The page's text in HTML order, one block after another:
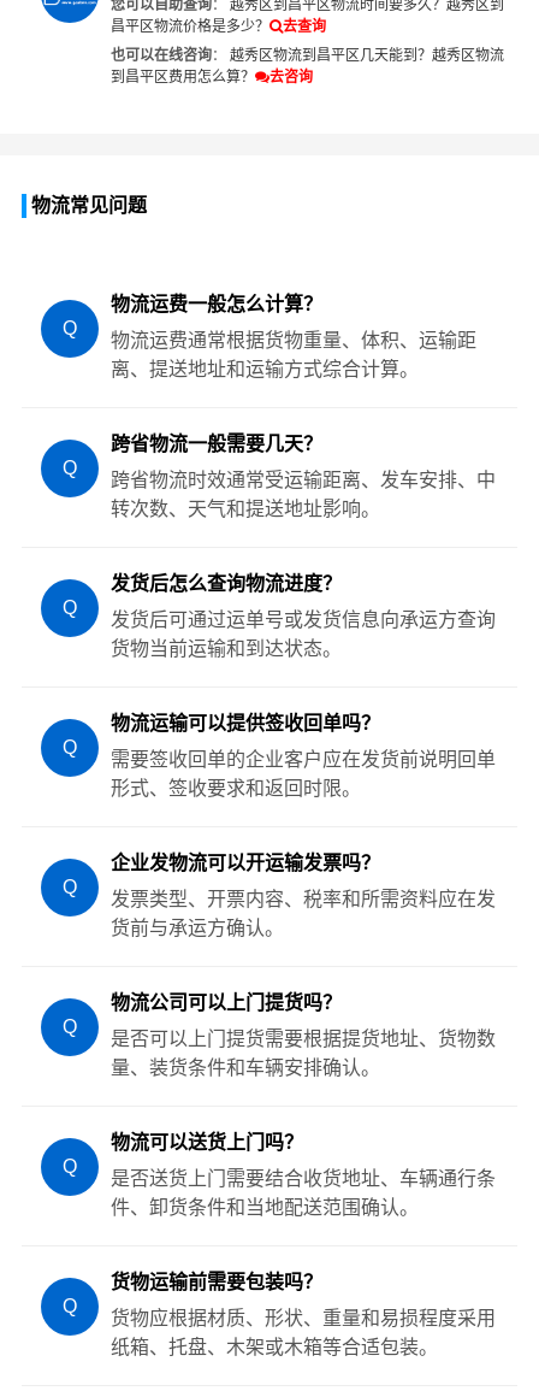
您可以自助查询： 越秀区到昌平区物流时间要多久？ 越秀区到
昌平区物流价格是多少？
去查询
也可以在线咨询： 越秀区物流到昌平区几天能到？ 越秀区物流
到昌平区费用怎么算？
去咨询
物流常见问题
Q
物流运费一般怎么计算？
物流运费通常根据货物重量、体积、运输距
离、提送地址和运输方式综合计算。
Q
跨省物流一般需要几天？
跨省物流时效通常受运输距离、发车安排、中
转次数、天气和提送地址影响。
Q
发货后怎么查询物流进度？
发货后可通过运单号或发货信息向承运方查询
货物当前运输和到达状态。
Q
物流运输可以提供签收回单吗？
需要签收回单的企业客户应在发货前说明回单
形式、签收要求和返回时限。
Q
企业发物流可以开运输发票吗？
发票类型、开票内容、税率和所需资料应在发
货前与承运方确认。
Q
物流公司可以上门提货吗？
是否可以上门提货需要根据提货地址、货物数
量、装货条件和车辆安排确认。
Q
物流可以送货上门吗？
是否送货上门需要结合收货地址、车辆通行条
件、卸货条件和当地配送范围确认。
Q
货物运输前需要包装吗？
货物应根据材质、形状、重量和易损程度采用
纸箱、托盘、木架或木箱等合适包装。